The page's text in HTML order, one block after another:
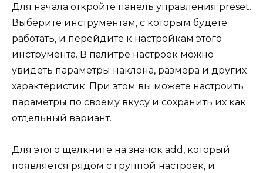
Для начала откройте панель управления preset.
Выберите инструментам, с которым будете
работать, и перейдите к настройкам этого
инструмента. В палитре настроек можно
увидеть параметры наклона, размера и других
характеристик. При этом вы можете настроить
параметры по своему вкусу и сохранить их как
отдельный вариант.
Для этого щелкните на значок add, который
появляется рядом с группой настроек, и